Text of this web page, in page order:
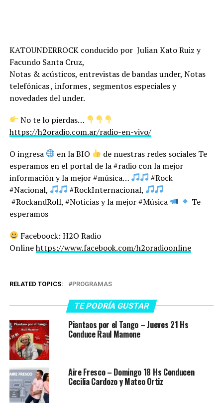
KATOUNDERROCK conducido por Julian Kato Ruiz y
Facundo Santa Cruz,
Notas & acústicos, entrevistas de bandas under, Notas
telefónicas , informes , segmentos especiales y
novedades del under.
No te lo pierdas…
https://h2oradio.com.ar/radio-en-vivo/
O ingresa
en la BIO
de nuestras redes sociales Te
esperamos en el portal de la #radio con la mejor
información y la mejor #música…
#Rock
#Nacional,
#RockInternacional,
#RockandRoll, #Noticias y la mejor #Música
Te
esperamos
Faceboock: H2O Radio
Onlinehttps://www.facebook.com/h2oradioonline
RELATED TOPICS: PROGRAMAS
TE PODRÍA GUSTAR
Piantaos por el Tango – Jueves 21 Hs
Conduce Raul Mamone
Aire Fresco – Domingo 18 Hs Conducen
Cecilia Cardozo y Mateo Ortiz